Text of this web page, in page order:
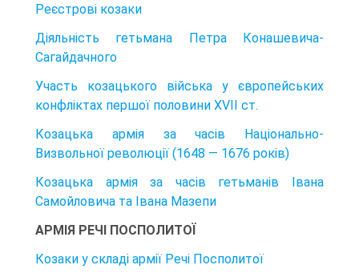
Реєстрові козаки
Діяльність гетьмана Петра Конашевича-
Сагайдачного
Участь козацького війська у європейських
конфліктах першої половини XVII ст.
Козацька армія за часів Національно-
Визвольної революції (1648 — 1676 років)
Козацька армія за часів гетьманів Івана
Самойловича та Івана Мазепи
АРМІЯ РЕЧІ ПОСПОЛИТОЇ
Козаки у складі армії Речі Посполитої